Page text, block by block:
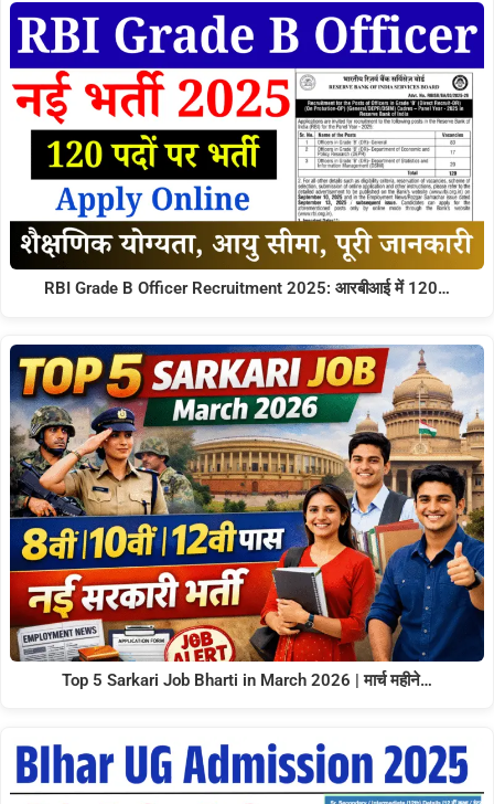
RBI Grade B Officer Recruitment 2025: आरबीआई में 120…
Top 5 Sarkari Job Bharti in March 2026 | मार्च महीने…